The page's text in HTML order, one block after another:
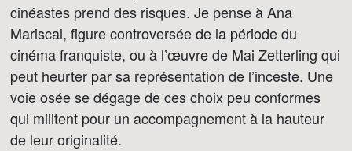
cinéastes prend des risques. Je pense à Ana
Mariscal, figure controversée de la période du
cinéma franquiste, ou à l’œuvre de Mai Zetterling qui
peut heurter par sa représentation de l’inceste. Une
voie osée se dégage de ces choix peu conformes
qui militent pour un accompagnement à la hauteur
de leur originalité.